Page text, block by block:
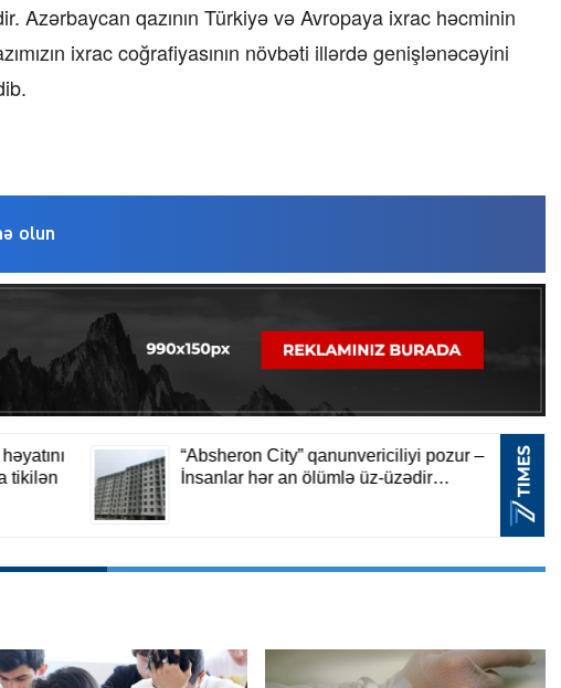
Azərbaycan qazının Türkiyə və Avropaya ixrac həcminin
ixrac coğrafiyasının növbəti illərdə genişlənəcəyini
olun